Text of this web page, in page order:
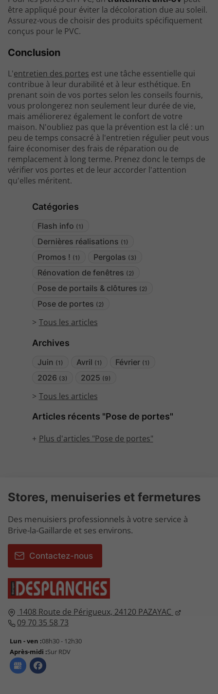
Catégories
Flash info (1)
Dernières réalisations (1)
Promos ! (1) Pergolas (3)
Rénovation de fenêtres (2)
Pose de portails & clôtures (2)
Pose de portes (2)
Tous les articles
Archives
Juin (1) Avril (1) Février (1)
2026 (3) 2025 (9)
Tous les articles
Articles récents "Pose de portes"
Plus d'articles "Pose de portes"
être appliqué pour éviter la décoloration due au soleil.
Assurez-vous de choisir des produits spécifiquement
conçus pour le PVC.
Conclusion
L'entretien des portes est une tâche essentielle qui
contribue à leur durabilité et à leur esthétique. En
prenant soin de vos portes selon les conseils fournis,
vous prolongerez non seulement leur durée de vie,
mais améliorerez également le confort de votre
maison. N'oubliez pas que la prévention est la clé : un
peu de temps consacré à l'entretien régulier peut vous
faire économiser des frais de réparation ou de
remplacement à long terme. Prenez donc le temps de
vérifier vos portes et de leur accorder l'attention
qu'elles méritent.
1408 Route de Périgueux, 24120 PAZAYAC
09 70 35 58 73
Lun - ven :08h30 - 12h30
Après-midi :Sur RDV
Stores, menuiseries et fermetures
Des menuisiers professionnels à votre service à
Brive-la-Gaillarde et ses environs.
Contactez-nous